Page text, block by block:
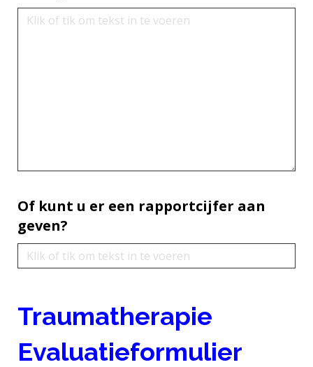
Of kunt u er een rapportcijfer aan
geven?
Traumatherapie
Evaluatieformulier